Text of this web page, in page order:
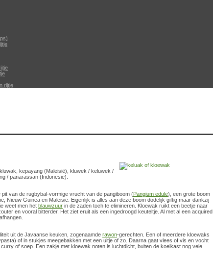
rijtje
kepayang (Maleisië), kluwek / keluwek /
/ panarassan (Indonesië).
van de rugbybal-vormige vrucht van de pangiboom (Pangium edule), een grote boom
Nieuw Guinea en Maleisië. Eigenlijk is alles aan deze boom dodelijk giftig maar dankzij
weet men het blauwzuur in de zaden toch te elimineren. Kloewak ruikt een beetje naar
en vooral bitterder. Het ziet eruit als een ingedroogd keuteltje. Al met al een acquired
uit de Javaanse keuken, zogenaamde rawon-gerechten. Een of meerdere kloewaks
of in stukjes meegebakken met een uitje of zo. Daarna gaat vlees of vis en vocht
of soep. Een zakje met kloewak noten is luchtdicht, buiten de koelkast nog vele